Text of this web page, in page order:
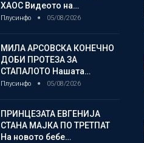
ХАОС Видеото на…
Плусинфо 05/08/2026
МИЛА АРСОВСКА КОНЕЧНО
ДОБИ ПРОТЕЗА ЗА
СТАПАЛОТО Нашата…
Плусинфо 05/08/2026
ПРИНЦЕЗАТА ЕВГЕНИЈА
СТАНА МАЈКА ПО ТРЕТПАТ
На новото бебе…